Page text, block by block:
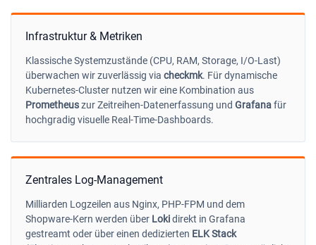
Infrastruktur & Metriken
Klassische Systemzustände (CPU, RAM, Storage, I/O-Last)
überwachen wir zuverlässig via checkmk. Für dynamische
Kubernetes-Cluster nutzen wir eine Kombination aus
Prometheuszur Zeitreihen-Datenerfassung und Grafanafür
hochgradig visuelle Real-Time-Dashboards.
Zentrales Log-Management
Milliarden Logzeilen aus Nginx, PHP-FPM und dem
Shopware-Kern werden über Lokidirekt in Grafana
gestreamt oder über einen dedizierten ELK Stack